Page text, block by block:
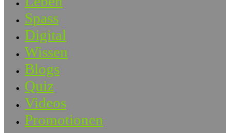
Spass
Digital
Wissen
Blogs
Quiz
Videos
Promotionen